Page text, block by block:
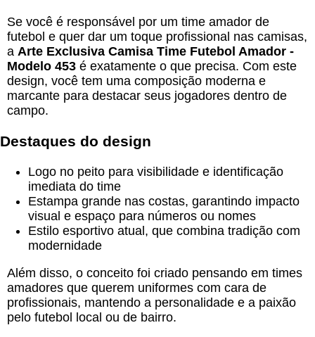
Se você é responsável por um time amador de
futebol e quer dar um toque profissional nas camisas,
a Arte Exclusiva Camisa Time Futebol Amador -
Modelo 453 é exatamente o que precisa. Com este
design, você tem uma composição moderna e
marcante para destacar seus jogadores dentro de
campo.
Destaques do design
Logo no peito para visibilidade e identificação
imediata do time
Estampa grande nas costas, garantindo impacto
visual e espaço para números ou nomes
Estilo esportivo atual, que combina tradição com
modernidade
Além disso, o conceito foi criado pensando em times
amadores que querem uniformes com cara de
profissionais, mantendo a personalidade e a paixão
pelo futebol local ou de bairro.